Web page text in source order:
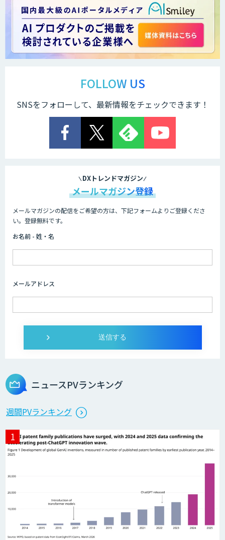
FOLLOW US
SNSをフォローして、最新情報をチェックできます！
DXトレンドマガジン
メールマガジン登録
メールマガジンの配信をご希望の方は、下記フォームよりご登録くださ
い。登録無料です。
お名前 - 姓・名
メールアドレス
ニュースPVランキング
週間PVランキング